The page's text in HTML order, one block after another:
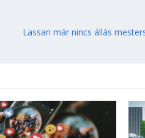
Lassan már nincs állás